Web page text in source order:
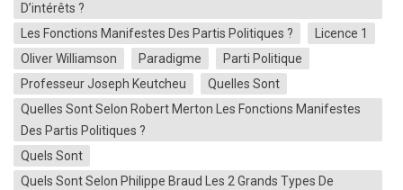
D’intérêts ?
Les Fonctions Manifestes Des Partis Politiques ?
Licence 1
Oliver Williamson
Paradigme
Parti Politique
Professeur Joseph Keutcheu
Quelles Sont
Quelles Sont Selon Robert Merton Les Fonctions Manifestes
Des Partis Politiques ?
Quels Sont
Quels Sont Selon Philippe Braud Les 2 Grands Types De